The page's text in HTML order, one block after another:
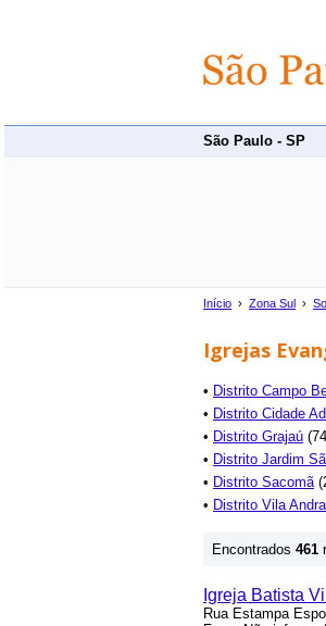
São Paulo - SP
Início › Zona Sul ›
Igrejas
• Distrito Campo
• Distrito Cidade
• Distrito Grajaú
• Distrito Jardim
• Distrito Sacomã
• Distrito Vila
Encontrados 461
Igreja Batista
Rua Estampa